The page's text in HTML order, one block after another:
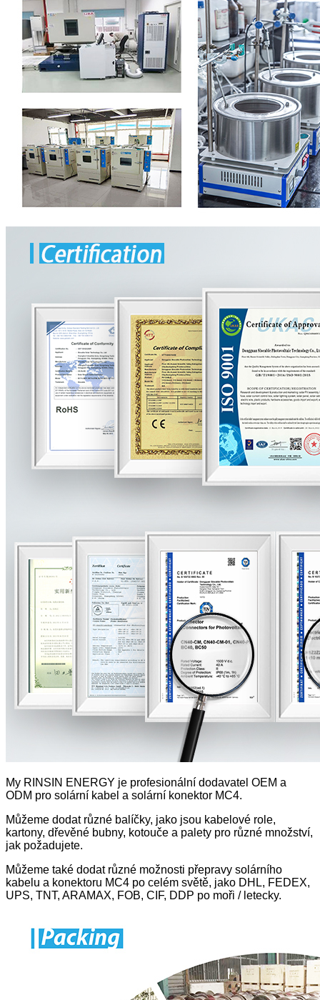
My RINSIN ENERGY je profesionální dodavatel OEM a
ODM pro solární kabel a solární konektor MC4.
Můžeme dodat různé balíčky, jako jsou kabelové role,
kartony, dřevěné bubny, kotouče a palety pro různé množství,
jak požadujete.
Můžeme také dodat různé možnosti přepravy solárního
kabelu a konektoru MC4 po celém světě, jako DHL, FEDEX,
UPS, TNT, ARAMAX, FOB, CIF, DDP po moři / letecky.